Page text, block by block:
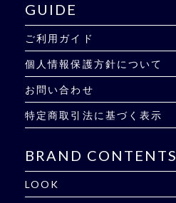
GUIDE
ご利用ガイド
個人情報保護方針について
お問い合わせ
特定商取引法に基づく表示
BRAND CONTENTS
LOOK